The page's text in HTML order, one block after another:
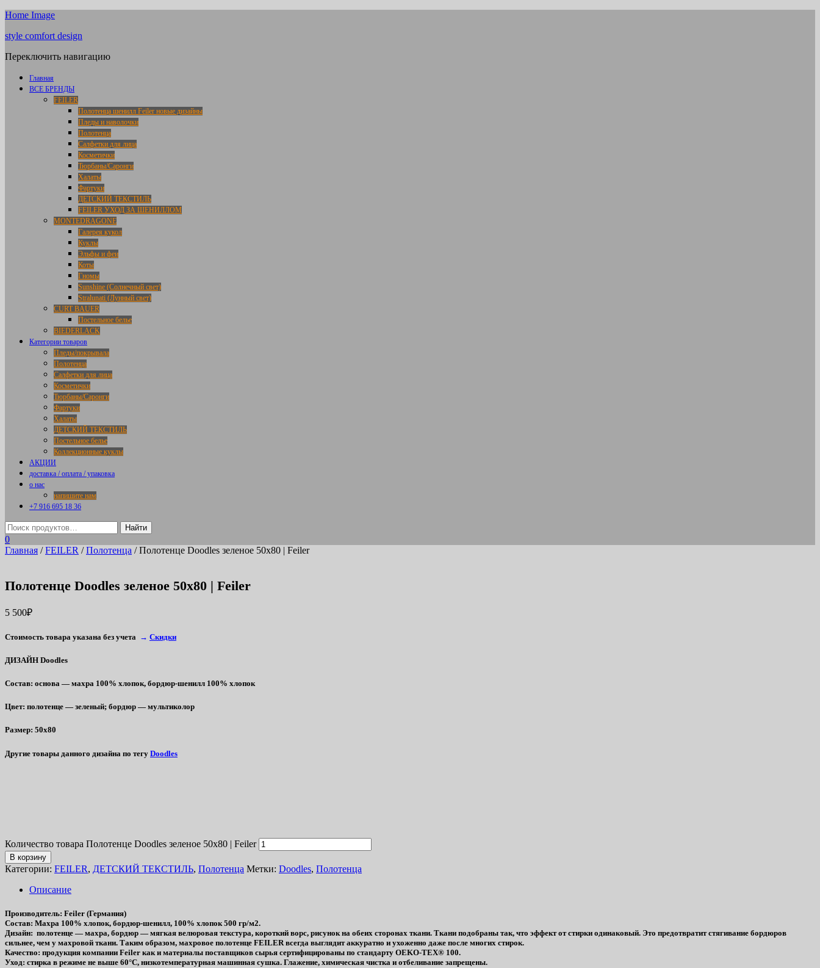
Home Image
style comfort design
Переключить навигацию
Главная
ВСЕ БРЕНДЫ
FEILER
Полотенца шенилл Feiler новые дизайны
Пледы и наволочки
Полотенца
Салфетки для лица
Косметички
Тюрбаны/Саронги
Халаты
Фартуки
ДЕТСКИЙ ТЕКСТИЛЬ
FEILER УХОД ЗА ШЕНИЛЛОМ
MONTEDRAGONE
Галерея кукол
Куклы
Эльфы и феи
Коты
Гномы
Sunshine (Солнечный свет)
Stralunati (Лунный свет)
CURT BAUER
Постельное белье
BIEDERLACK
Категории товаров
Пледы/покрывала
Полотенца
Салфетки для лица
Косметички
Тюрбаны/Саронги
Фартуки
Халаты
ДЕТСКИЙ ТЕКСТИЛЬ
Постельное белье
Коллекционные куклы
АКЦИИ
доставка / оплата / упаковка
о нас
напишите нам
+7 916 695 18 36
0
Главная /FEILER /Полотенца / Полотенце Doodles зеленое 50х80 | Feiler
Полотенце Doodles зеленое 50х80 | Feiler
5 500₽
Стоимость товара указана без учета → Скидки
ДИЗАЙН Doodles
Состав: основа — махра 100% хлопок, бордюр-шенилл 100% хлопок
Цвет: полотенце — зеленый; бордюр — мультиколор
Размер: 50х80
Другие товары данного дизайна по тегу Doodles
Количество товара Полотенце Doodles зеленое 50х80 | Feiler
В корзину
Категории: FEILER, ДЕТСКИЙ ТЕКСТИЛЬ, Полотенца Метки: Doodles, Полотенца
Описание
Производитель: Feiler (Германия)
Состав: Махра 100% хлопок, бордюр-шенилл, 100% хлопок 500 гр/м2.
Дизайн: полотенце — махра, бордюр — мягкая велюровая текстура, короткий ворс, рисунок на обеих сторонах ткани. Ткани подобраны так, что эффект от стирки одинаковый. Это предотвратит стягивание бордюров
сильнее, чем у махровой ткани. Таким образом, махровое полотенце FEILER всегда выглядит аккуратно и ухоженно даже после многих стирок.
Качество: продукция компании Feiler как и материалы поставщиков сырья сертифицированы по стандарту OEKO-TEX® 100.
Уход: стирка в режиме не выше 60°C, низкотемпературная машинная сушка. Глажение, химическая чистка и отбеливание запрещены.